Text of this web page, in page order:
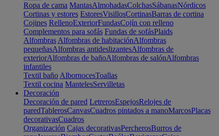
Ropa de cama MantasAlmohadasColchasSábanasNórdicos
Cortinas y estores EstoresVisillosCortinasBarras de cortina
Cojines RellenoExteriorFundasCojín con relleno
Complementos para sofás Fundas de sofásPlaids
Alfombras Alfombras de habitaciónAlfombras
pequeñasAlfombras antideslizantesAlfombras de
exteriorAlfombras de bañoAlfombras de salónAlfombras
infantiles
Textil baño AlbornocesToallas
Textil cocina MantelesServilletas
Decoración
Decoración de pared LetrerosEspejosRelojes de
paredTablerosCanvasCuadros pintados a manoMarcosPlacas
decorativasCuadros
Organización Cajas decorativasPercherosBurros de